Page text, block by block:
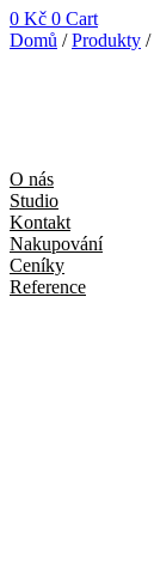
0 Kč 0 Cart
Domů /Produkty /
O nás
Studio
Kontakt
Nakupování
Ceníky
Reference